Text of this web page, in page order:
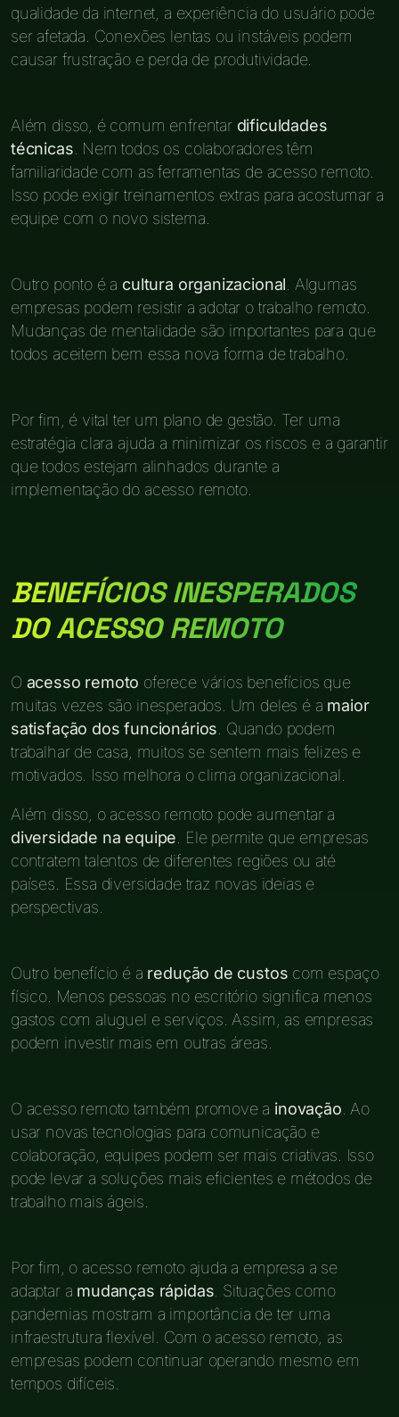
qualidade da internet, a experiência do usuário pode
ser afetada. Conexões lentas ou instáveis podem
causar frustração e perda de produtividade.
Além disso, é comum enfrentar dificuldades
técnicas . Nem todos os colaboradores têm
familiaridade com as ferramentas de acesso remoto.
Isso pode exigir treinamentos extras para acostumar a
equipe com o novo sistema.
Outro ponto é a cultura organizacional . Algumas
empresas podem resistir a adotar o trabalho remoto.
Mudanças de mentalidade são importantes para que
todos aceitem bem essa nova forma de trabalho.
Por fim, é vital ter um plano de gestão. Ter uma
estratégia clara ajuda a minimizar os riscos e a garantir
que todos estejam alinhados durante a
implementação do acesso remoto.
BENEFÍCIOS INESPERADOS
DO ACESSO REMOTO
O acesso remoto oferece vários benefícios que
muitas vezes são inesperados. Um deles é a maior
satisfação dos funcionários . Quando podem
trabalhar de casa, muitos se sentem mais felizes e
motivados. Isso melhora o clima organizacional.
Além disso, o acesso remoto pode aumentar a
diversidade na equipe . Ele permite que empresas
contratem talentos de diferentes regiões ou até
países. Essa diversidade traz novas ideias e
perspectivas.
Outro benefício é a redução de custos com espaço
físico. Menos pessoas no escritório significa menos
gastos com aluguel e serviços. Assim, as empresas
podem investir mais em outras áreas.
O acesso remoto também promove a inovação . Ao
usar novas tecnologias para comunicação e
colaboração, equipes podem ser mais criativas. Isso
pode levar a soluções mais eficientes e métodos de
trabalho mais ágeis.
Por fim, o acesso remoto ajuda a empresa a se
adaptar a mudanças rápidas . Situações como
pandemias mostram a importância de ter uma
infraestrutura flexível. Com o acesso remoto, as
empresas podem continuar operando mesmo em
tempos difíceis.